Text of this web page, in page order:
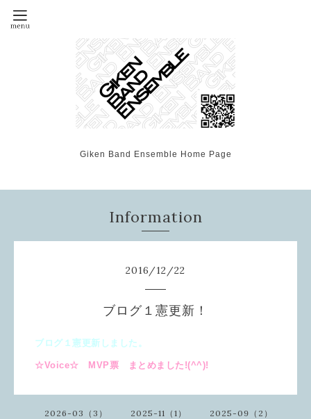
Giken Band Ensemble Home Page
Information
2016/12/22
ブログ１憲更新！
ブログ１憲更新しました。
☆Voice☆ MVP票 まとめました!(^^)!
2026-03（3） 2025-11（1） 2025-09（2）